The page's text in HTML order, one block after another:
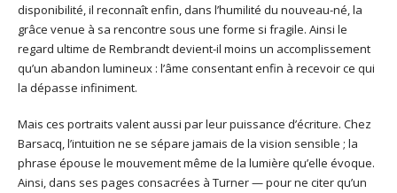
disponibilité, il reconnaît enfin, dans l’humilité du nouveau-né, la
grâce venue à sa rencontre sous une forme si fragile. Ainsi le
regard ultime de Rembrandt devient-il moins un accomplissement
qu’un abandon lumineux : l’âme consentant enfin à recevoir ce qui
la dépasse infiniment.
Mais ces portraits valent aussi par leur puissance d’écriture. Chez
Barsacq, l’intuition ne se sépare jamais de la vision sensible ; la
phrase épouse le mouvement même de la lumière qu’elle évoque.
Ainsi, dans ses pages consacrées à Turner — pour ne citer qu’un